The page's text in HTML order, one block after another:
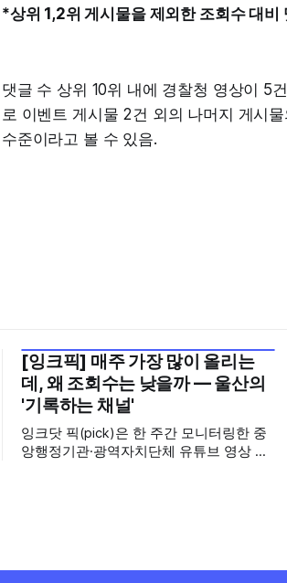
*상위 1,2위 게시물을 제외한 조회수 대비
댓글 수 상위 10위 내에 경찰청 영상이 5
로 이벤트 게시물 2건 외의 나머지 게시
수준이라고 볼 수 있음.
2026년 7월 5주
[잉크픽] 매주 가장 많이 올리는
데, 왜 조회수는 낮을까 — 울산의
'기록하는 채널'
잉크닷 픽(pick)은 한 주간 모니터링한 중
앙행정기관·광역자치단체 유튜브 영상 가